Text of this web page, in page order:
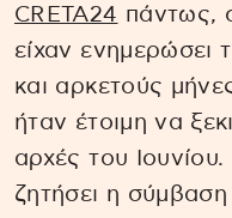
CRETA24 πάντως,
είχαν
και αρκετούς
ήταν έτοιμη να
αρχές του Ιουνίου.
ζητήσει η